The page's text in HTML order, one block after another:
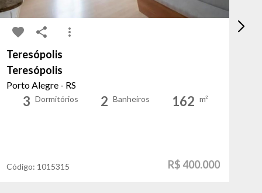
Teresópolis
Teresópolis
Porto Alegre - RS
3 Dormitórios 2 Banheiros 162 m²
Código: 1015315 R$ 400.000